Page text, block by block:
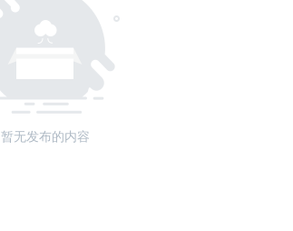
暂无发布的内容